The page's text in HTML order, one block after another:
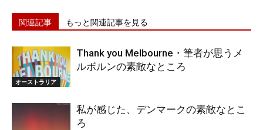
関連記事 もっと関連記事を見る
オーストラリア
Thank you Melbourne・筆者が思うメ
ルボルンの素敵なところ
私が感じた、デンマークの素敵なとこ
ろ